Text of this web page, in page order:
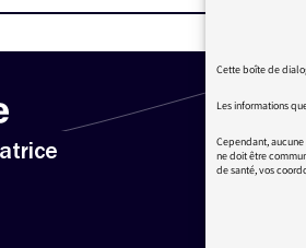
Cette boîte de
Les informations
Cependant,
ne doit être
de santé, vos